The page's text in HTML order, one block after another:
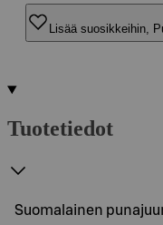
Lisää suosikkeihin,
Tuotetiedot
Suomalainen